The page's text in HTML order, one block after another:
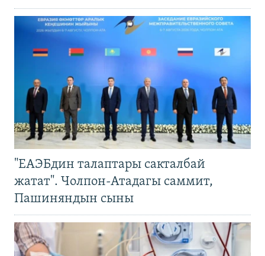
"ЕАЭБдин талаптары сакталбай
жатат". Чолпон-Атадагы саммит,
Пашиняндын сыны